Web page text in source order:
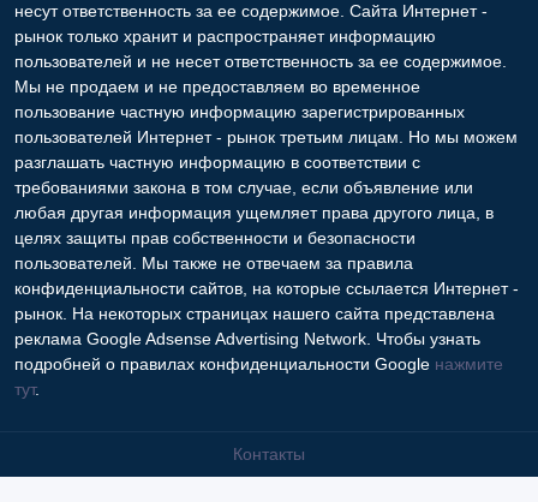
несут ответственность за ее содержимое. Сайта Интернет -
рынок только хранит и распространяет информацию
пользователей и не несет ответственность за ее содержимое.
Мы не продаем и не предоставляем во временное
пользование частную информацию зарегистрированных
пользователей Интернет - рынок третьим лицам. Но мы можем
разглашать частную информацию в соответствии с
требованиями закона в том случае, если объявление или
любая другая информация ущемляет права другого лица, в
целях защиты прав собственности и безопасности
пользователей. Мы также не отвечаем за правила
конфиденциальности сайтов, на которые ссылается Интернет -
рынок. На некоторых страницах нашего сайта представлена
реклама Google Adsense Advertising Network. Чтобы узнать
подробней о правилах конфиденциальности Google нажмите
тут.
Контакты